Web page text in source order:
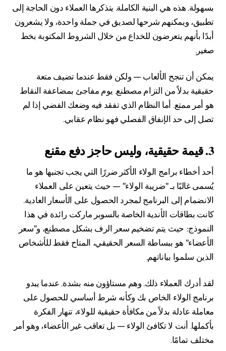
بسهولة. هذه هي البنية الكاملة. يتذكرها العملاء دون الحاجة إلى
تطبيق، ويمكنهم شرحها لصديق في جملة واحدة، ولا يشعرون
أبدًا بأنهم يتعرضون للخداع من خلال الشروط المكتوبة بخط
صغير.
يمكن أن تنجح الألعاب — ولكن فقط عندما تضيف متعة
حقيقية بدلاً من التزام مصطنع. يوم مفاجئ بمضاعفة النقاط
هو أمر ممتع. أما النظام الذي تفقد فيه وضعك الفضي إذا لم
تصل إلى حد الإنفاق الفصلي فهو نظام عقابي.
3. قيمة حقيقية، وليس حاجز دفع مقنع
أحد أخطاء برامج الولاء الأكثر ضررًا التي يجب تجنبها هو ما
يُسمى غالبًا بـ "ضريبة الولاء" — حيث يتعين على العملاء
الانضمام إلى البرنامج لمجرد الحصول على الأسعار العادية.
كانت بطاقات الأندية الخاصة بالسوبر ماركت رائدة في هذا
النموذج: حيث يتم تضخيم سعر الرف بشكل مصطنع، و"سعر
الأعضاء" هو ببساطة السعر الحقيقي، المتاح فقط للأشخاص
الذين سلموا بياناتهم.
لقد أدرك العملاء ذلك. وهم مستاؤون منه بشدة. عندما يبدو
برنامج الولاء الخاص بك وكأنه شرط أساسي للحصول على
معاملة عادلة بدلاً من مكافأة حقيقية للولاء، تنهار الفكرة
بأكملها. أنت لا تكافئ الولاء — بل تعاقب غير الأعضاء، وهو أمر
مختلف تمامًا.